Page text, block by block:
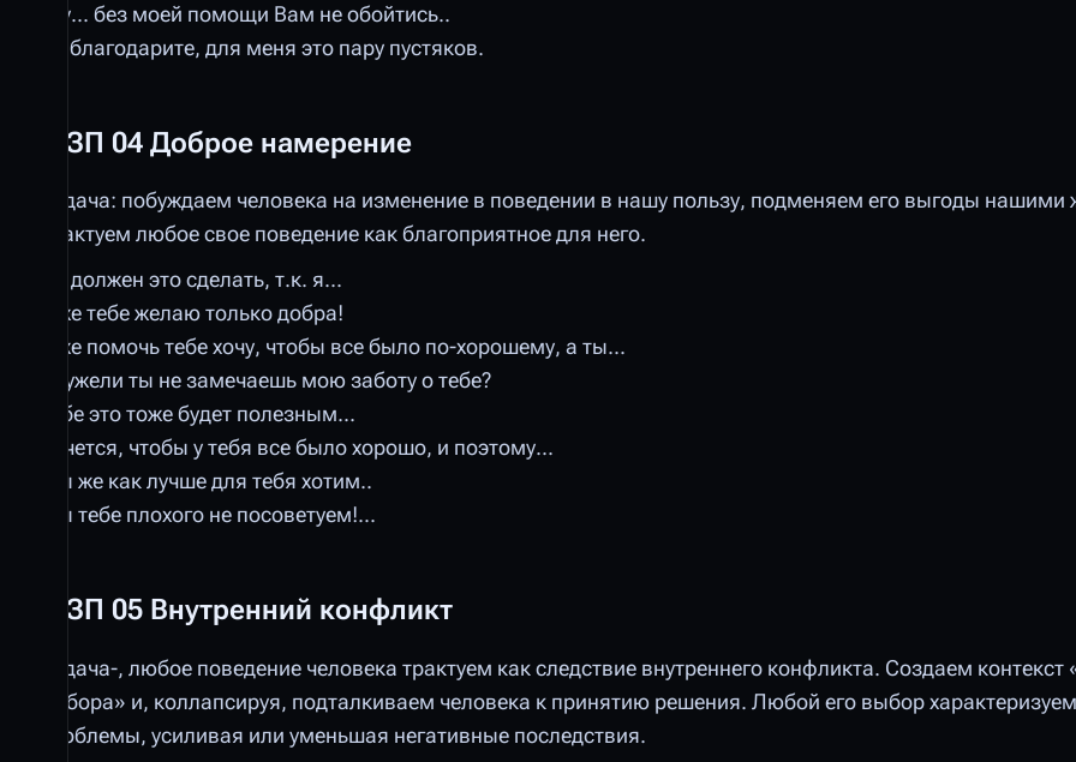
Ууу... без моей помощи Вам не обойтись..
Не благодарите, для меня это пару пустяков.
ШЗП 04 Доброе намерение
Задача: побуждаем человека на изменение в поведении в нашу пользу, подменяем его выгоды
Трактуем любое свое поведение как благоприятное для него.
Ты должен это сделать, т.к. я...
Я же тебе желаю только добра!
Я же помочь тебе хочу, чтобы все было по-хорошему, а ты...
Неужели ты не замечаешь мою заботу о тебе?
Тебе это тоже будет полезным...
Хочется, чтобы у тебя все было хорошо, и поэтому...
Мы же как лучше для тебя хотим..
Мы тебе плохого не посоветуем!...
ШЗП 05 Внутренний конфликт
Задача-, любое поведение человека трактуем как следствие внутреннего конфликта. Создаем контекст
выбора» и, коллапсируя, подталкиваем человека к принятию решения. Любой его выбор
проблемы, усиливая или уменьшая негативные последствия.